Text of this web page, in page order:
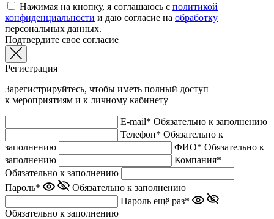
Нажимая на кнопку, я соглашаюсь с политикой
конфиденциальности и даю согласие на обработку
персональных данных.
Подтвердите свое согласие
Регистрация
Зарегистрируйтесь, чтобы иметь полный доступ
к мероприятиям и к личному кабинету
E-mail* Обязательно к заполнению
Телефон* Обязательно к
заполнению
ФИО* Обязательно к
заполнению
Компания*
Обязательно к заполнению
Пароль*
Обязательно к заполнению
Пароль ещё раз*
Обязательно к заполнению